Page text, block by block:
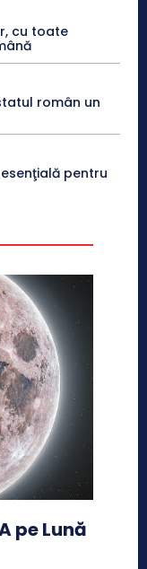
cu toate
român un
pentru
pe Lună